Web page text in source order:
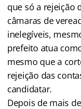
que só a rejeição
câmaras de
inelegíveis,
prefeito atua
mesmo que a
rejeição das
candidatar.
Depois de mais